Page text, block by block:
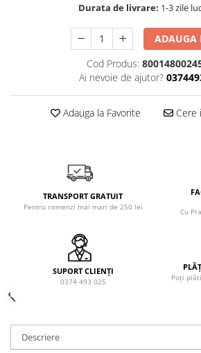
Solutie de indepartat rugina si
Sapun lichid, sapun
Tratament pentru par, conditioner
pentru par, masca de par
Durata de livrare: 1-3 zile
ADAUGA
Cod Produs:
Ai nevoie de ajutor?
Adauga la Favorite Cere
TRANSPORT GRATUIT
Pentru comenzi mai mari de 250 lei Cu
SUPORT CLIENȚI
0374 493 025
Poți
Descriere